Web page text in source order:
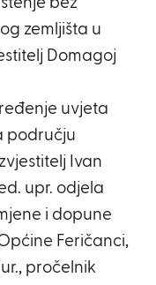
zemljišta u
Domagoj
uvjeta
području
Ivan
upr. odjela
i dopune
Feričanci,
pročelnik